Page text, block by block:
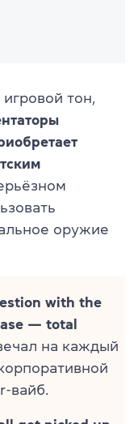
тон,
оружие
with the
— total
на каждый
вайб.